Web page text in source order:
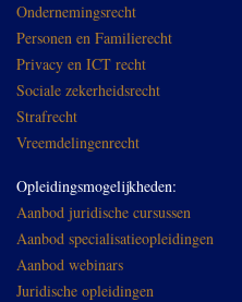
Ondernemingsrecht
Personen en Familierecht
Privacy en ICT recht
Sociale zekerheidsrecht
Strafrecht
Vreemdelingenrecht
Opleidingsmogelijkheden:
Aanbod juridische cursussen
Aanbod specialisatieopleidingen
Aanbod webinars
Juridische opleidingen